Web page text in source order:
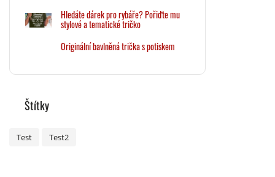
Hledáte dárek pro rybáře? Pořiďte mu
stylové a tematické tričko
Originální bavlněná trička s potiskem
Štítky
Test Test2